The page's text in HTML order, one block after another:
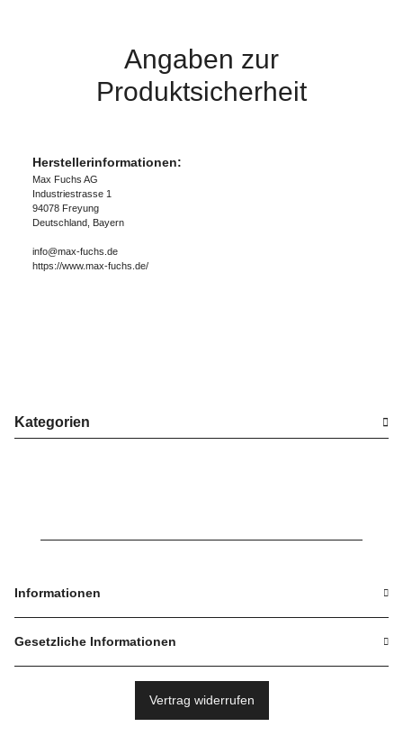
Angaben zur
Produktsicherheit
Herstellerinformationen:
Max Fuchs AG
Industriestrasse 1
94078 Freyung
Deutschland, Bayern
info@max-fuchs.de
https://www.max-fuchs.de/
Kategorien
Informationen
Gesetzliche Informationen
Vertrag widerrufen